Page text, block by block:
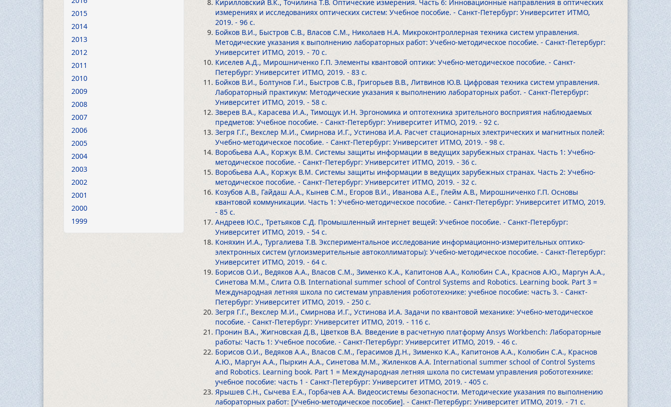
2015
2014
2013
2012
2011
2010
2009
2008
2007
2006
2005
2004
2003
2002
2001
2000
1999
Кирилловский В.К., Точилина Т.В. Оптические измерения. Часть 6: Инновационные направления в оптических
измерениях и исследованиях оптических систем: Учебное пособие. - Санкт-Петербург: Университет ИТМО,
2019. - 96 с.
Бойков В.И., Быстров С.В., Власов С.М., Николаев Н.А. Микроконтроллерная техника систем управления.
Методические указания к выполнению лабораторных работ: Учебно-методическое пособие. - Санкт-Петербург:
Университет ИТМО, 2019. - 70 с.
Киселев А.Д., Мирошниченко Г.П. Элементы квантовой оптики: Учебно-методическое пособие. - Санкт-
Петербург: Университет ИТМО, 2019. - 83 с.
Бойков В.И., Болтунов Г.И., Быстров С.В., Григорьев В.В., Литвинов Ю.В. Цифровая техника систем управления.
Лабораторный практикум: Методические указания к выполнению лабораторных работ. - Санкт-Петербург:
Университет ИТМО, 2019. - 58 с.
Зверев В.А., Карасева И.А., Тимощук И.Н. Эргономика и оптотехника зрительного восприятия наблюдаемых
предметов: Учебное пособие. - Санкт-Петербург: Университет ИТМО, 2019. - 92 с.
Зегря Г.Г., Векслер М.И., Смирнова И.Г., Устинова И.А. Расчет стационарных электрических и магнитных полей:
Учебно-методическое пособие. - Санкт-Петербург: Университет ИТМО, 2019. - 98 с.
Воробьева А.А., Коржук В.М. Системы защиты информации в ведущих зарубежных странах. Часть 1: Учебно-
методическое пособие. - Санкт-Петербург: Университет ИТМО, 2019. - 36 с.
Воробьева А.А., Коржук В.М. Системы защиты информации в ведущих зарубежных странах. Часть 2: Учебно-
методическое пособие. - Санкт-Петербург: Университет ИТМО, 2019. - 32 с.
Козубов А.В., Гайдаш А.А., Кынев С.М., Егоров В.И., Иванова А.Е., Глейм А.В., Мирошниченко Г.П. Основы
квантовой коммуникации. Часть 1: Учебно-методическое пособие. - Санкт-Петербург: Университет ИТМО, 2019.
- 85 с.
Андреев Ю.С., Третьяков С.Д. Промышленный интернет вещей: Учебное пособие. - Санкт-Петербург:
Университет ИТМО, 2019. - 54 с.
Коняхин И.А., Тургалиева Т.В. Экспериментальное исследование информационно-измерительных оптико-
электронных систем (углоизмерительные автоколлиматоры): Учебно-методическое пособие. - Санкт-Петербург:
Университет ИТМО, 2019. - 64 с.
Борисов О.И., Ведяков А.А., Власов С.М., Зименко К.А., Капитонов А.А., Колюбин С.А., Краснов А.Ю., Маргун А.А.,
Синетова М.М., Слита О.В. International summer school of Control Systems and Robotics. Learning book. Part 3 =
Международная летняя школа по системам управления робототехнике: учебное пособие: часть 3. - Санкт-
Петербург: Университет ИТМО, 2019. - 250 с.
Зегря Г.Г., Векслер М.И., Смирнова И.Г., Устинова И.А. Задачи по квантовой механике: Учебно-методическое
пособие. - Санкт-Петербург: Университет ИТМО, 2019. - 116 с.
Пронин В.А., Жигновская Д.В., Цветков В.А. Введение в расчетную платформу Ansys Workbench: Лабораторные
работы: Часть 1: Учебное пособие. - Санкт-Петербург: Университет ИТМО, 2019. - 46 с.
Борисов О.И., Ведяков А.А., Власов С.М., Герасимов Д.Н., Зименко К.А., Капитонов А.А., Колюбин С.А., Краснов
А.Ю., Маргун А.А., Пыркин А.А., Синетова М.М., Жиленков А.А. International summer school of Control Systems
and Robotics. Learning book. Part 1 = Международная летняя школа по системам управления робототехнике:
учебное пособие: часть 1 - Санкт-Петербург: Университет ИТМО, 2019. - 405 с.
Ярышев С.Н., Сычева Е.А., Горбачев А.А. Видеосистемы безопасности. Методические указания по выполнению
лабораторных работ: [Учебно-методическое пособие]. - Санкт-Петербург: Университет ИТМО, 2019. - 71 с.